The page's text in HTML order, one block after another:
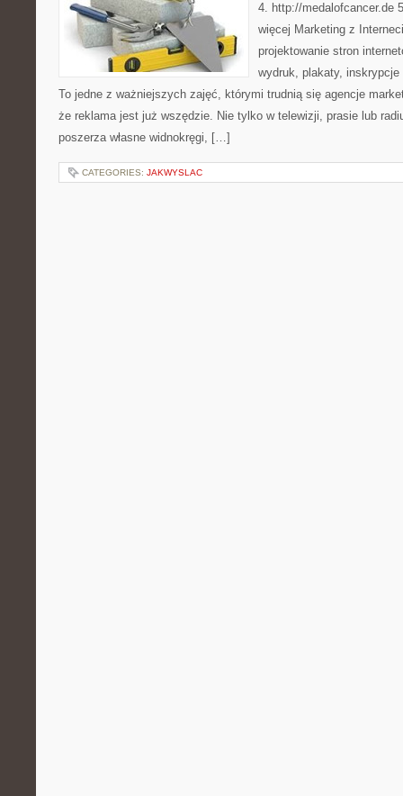
4. http://medalofcancer.de
więcej Marketing z
projektowanie stron
wydruk, plakaty,
To jedne z ważniejszych zajęć, którymi trudnią się agencje
że reklama jest już wszędzie. Nie tylko w telewizji, prasie lub
poszerza własne widnokręgi, […]
CATEGORIES: JAKWYSLAC